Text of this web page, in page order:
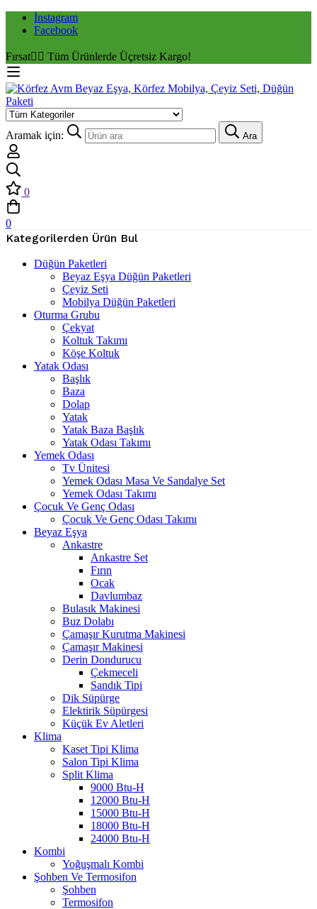
İnstagram
Facebook
Fırsat✌🏼 Tüm Ürünlerde Üçretsiz Kargo!
Aramak için: Ara
0
0
Kategorilerden Ürün Bul
Düğün Paketleri
Beyaz Eşya Düğün Paketleri
Çeyiz Seti
Mobilya Düğün Paketleri
Oturma Grubu
Çekyat
Koltuk Takımı
Köşe Koltuk
Yatak Odası
Başlık
Baza
Dolap
Yatak
Yatak Baza Başlık
Yatak Odası Takımı
Yemek Odası
Tv Ünitesi
Yemek Odası Masa Ve Sandalye Set
Yemek Odası Takımı
Çocuk Ve Genç Odası
Çocuk Ve Genç Odası Takımı
Beyaz Eşya
Ankastre
Ankastre Set
Fırın
Ocak
Davlumbaz
Bulasık Makinesi
Buz Dolabı
Çamaşır Kurutma Makinesi
Çamaşır Makinesi
Derin Dondurucu
Çekmeceli
Sandık Tipi
Dik Süpürge
Elektirik Süpürgesi
Küçük Ev Aletleri
Klima
Kaset Tipi Klima
Salon Tipi Klima
Split Klima
9000 Btu-H
12000 Btu-H
15000 Btu-H
18000 Btu-H
24000 Btu-H
Kombi
Yoğuşmalı Kombi
Şohben Ve Termosifon
Şohben
Termosifon